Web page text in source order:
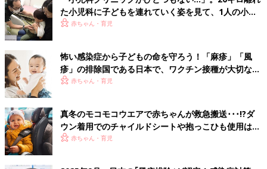
た小児科に子どもを連れていく姿を見て、1人の小児
科医の決意
赤ちゃん・育児
怖い感染症から子どもの命を守ろう！「麻疹」「風
疹」の排除国である日本で、ワクチン接種が大切な理
由とは？【小児科医】
赤ちゃん・育児
真冬のモコモコウエアで赤ちゃんが救急搬送･･･!?ダ
ウン着用でのチャイルドシートや抱っこひも使用は危
険【小児科医】
赤ちゃん・育児